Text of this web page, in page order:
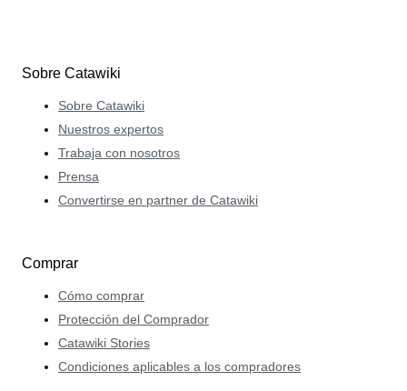
Sobre Catawiki
Sobre Catawiki
Nuestros expertos
Trabaja con nosotros
Prensa
Convertirse en partner de Catawiki
Comprar
Cómo comprar
Protección del Comprador
Catawiki Stories
Condiciones aplicables a los compradores